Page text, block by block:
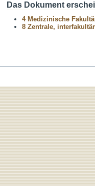
Das Dokument
4 Medizinische
8 Zentrale,